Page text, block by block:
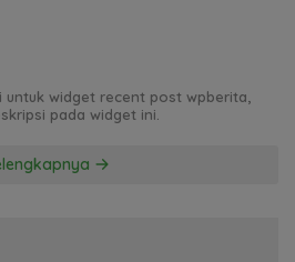
untuk widget recent post wpberita,
pada widget ini.